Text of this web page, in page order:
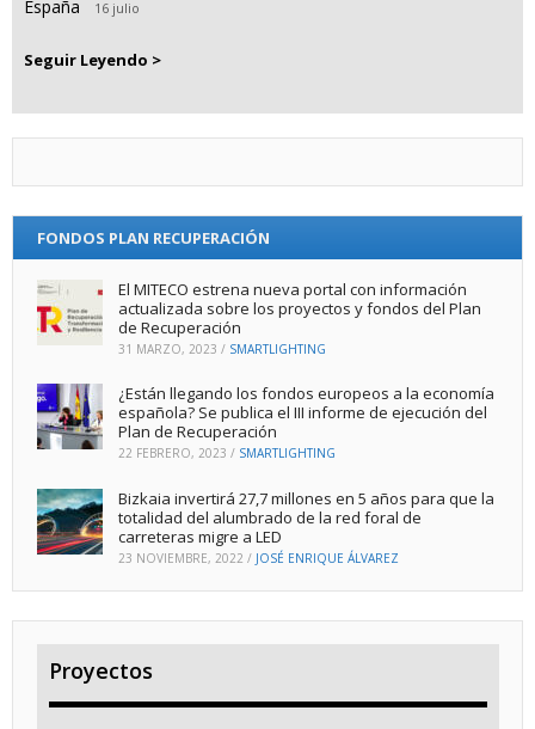
España 16 julio
Seguir Leyendo >
FONDOS PLAN RECUPERACIÓN
El MITECO estrena nueva portal con información
actualizada sobre los proyectos y fondos del Plan
de Recuperación
31 MARZO, 2023 / SMARTLIGHTING
¿Están llegando los fondos europeos a la economía
española? Se publica el III informe de ejecución del
Plan de Recuperación
22 FEBRERO, 2023 / SMARTLIGHTING
Bizkaia invertirá 27,7 millones en 5 años para que la
totalidad del alumbrado de la red foral de
carreteras migre a LED
23 NOVIEMBRE, 2022 / JOSÉ ENRIQUE ÁLVAREZ
Proyectos